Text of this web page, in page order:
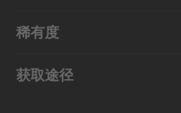
稀有度
获取途径